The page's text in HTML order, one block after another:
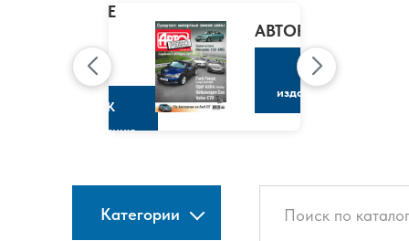
CLAIRE
МАРИ
КЛЭР
К
изданию
АВТОРЕВЮ
К
изданию
Категории